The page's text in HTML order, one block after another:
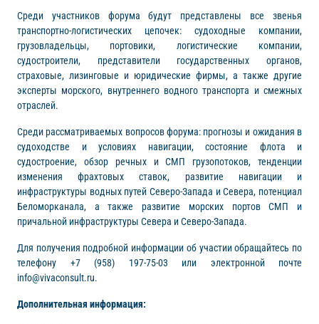
Среди участников форума будут представлены все звенья
транспортно-логистических цепочек: судоходные компании,
грузовладельцы, портовики, логистические компании,
судостроители, представители государственных органов,
страховые, лизинговые и юридические фирмы, а также другие
эксперты морского, внутреннего водного транспорта и смежных
отраслей.
Среди рассматриваемых вопросов форума: прогнозы и ожидания в
судоходстве и условиях навигации, состояние флота и
судостроение, обзор речных и СМП грузопотоков, тенденции
изменения фрахтовых ставок, развитие навигации и
инфраструктуры водных путей Северо-Запада и Севера, потенциал
Беломорканала, а также развитие морских портов СМП и
причальной инфраструктуры Севера и Северо-Запада.
Для получения подробной информации об участии обращайтесь по
телефону +7 (958) 197-75-03 или электронной почте
info@vivaconsult.ru.
Дополнительная информация: